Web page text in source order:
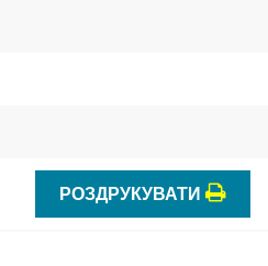
РОЗДРУКУВАТИ